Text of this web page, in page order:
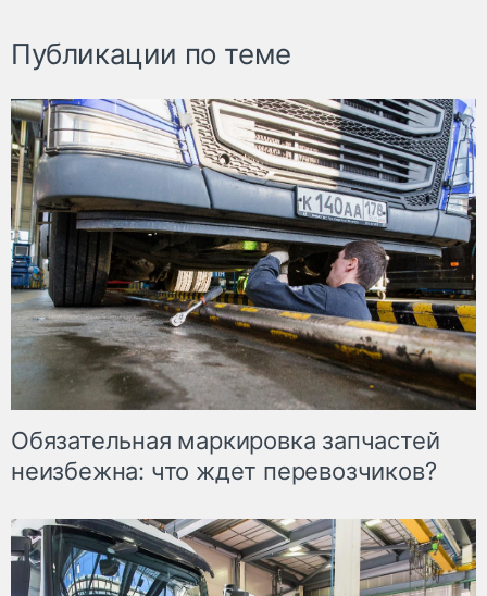
Публикации по теме
Обязательная маркировка запчастей
неизбежна: что ждет перевозчиков?